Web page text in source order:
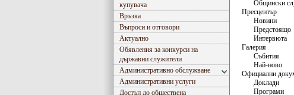
купувача
Връзка
Въпроси и отговори
Актуално
Обявления за конкурси на
държавни служители
Административно обслужване
Административни услуги
Достъп до обществена
Общински
Пресцентър
Новини
Предстоящо
Интервюта
Галерия
Събития
Най-ново
Официални
Доклади
Програми